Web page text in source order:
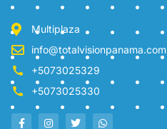
Multiplaza
info@totalvisionpanama.com
+5073025329
+5073025330